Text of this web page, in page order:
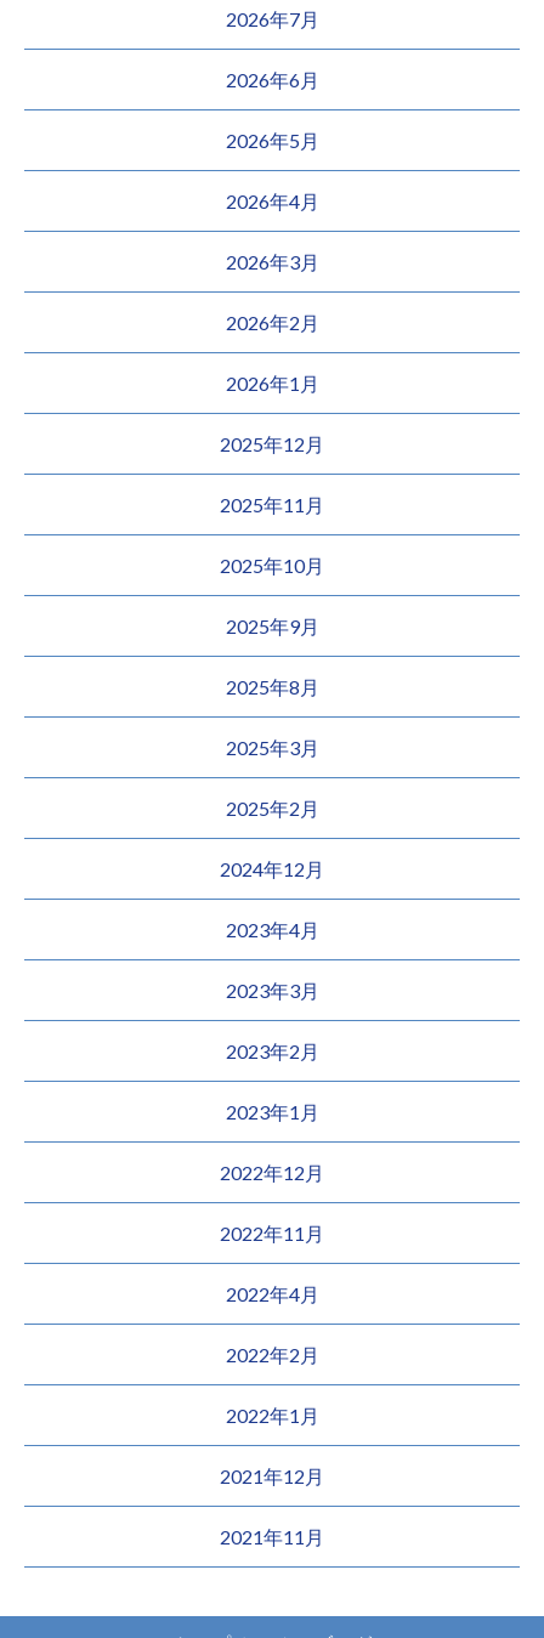
2026年7月
2026年6月
2026年5月
2026年4月
2026年3月
2026年2月
2026年1月
2025年12月
2025年11月
2025年10月
2025年9月
2025年8月
2025年3月
2025年2月
2024年12月
2023年4月
2023年3月
2023年2月
2023年1月
2022年12月
2022年11月
2022年4月
2022年2月
2022年1月
2021年12月
2021年11月